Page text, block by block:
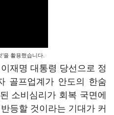
을 활용했습니다.
재명 대통령 당선으로 정
골프업계가 안도의 한숨
소비심리가 회복 국면에
등할 것이라는 기대가 커